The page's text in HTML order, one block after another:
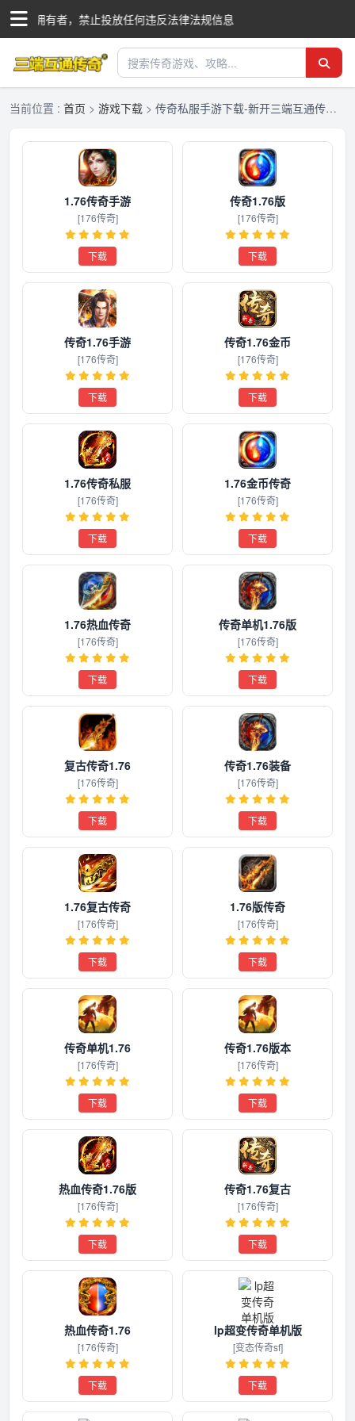
标拥有者，禁止投放任何违反法律法规信息
当前位置 : 首页 > 游戏下载 > 传奇私服手游下载-新开三端互通传奇私服-传奇私服发布网
1.76传奇手游
[176传奇]
下载
传奇1.76版
[176传奇]
下载
传奇1.76手游
[176传奇]
下载
传奇1.76金币
[176传奇]
下载
1.76传奇私服
[176传奇]
下载
1.76金币传奇
[176传奇]
下载
1.76热血传奇
[176传奇]
下载
传奇单机1.76版
[176传奇]
下载
复古传奇1.76
[176传奇]
下载
传奇1.76装备
[176传奇]
下载
1.76复古传奇
[176传奇]
下载
1.76版传奇
[176传奇]
下载
传奇单机1.76
[176传奇]
下载
传奇1.76版本
[176传奇]
下载
热血传奇1.76版
[176传奇]
下载
传奇1.76复古
[176传奇]
下载
热血传奇1.76
[176传奇]
下载
lp超变传奇单机版
[变态传奇sf]
下载